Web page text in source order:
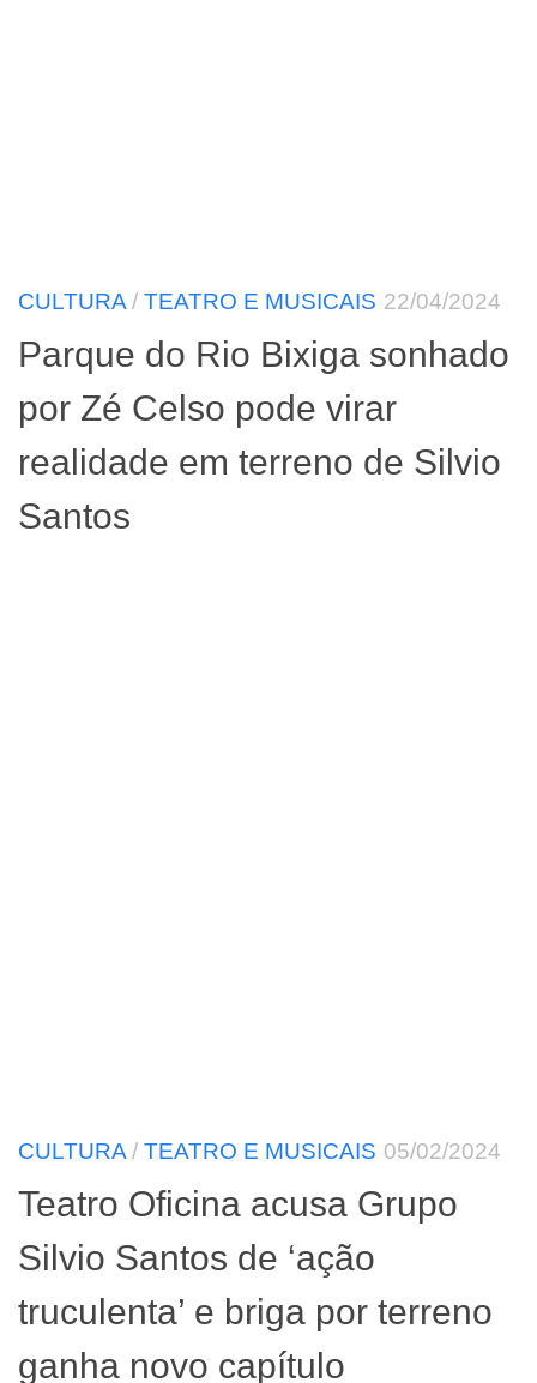
CULTURA / TEATRO E MUSICAIS 22/04/2024
Parque do Rio Bixiga sonhado
por Zé Celso pode virar
realidade em terreno de Silvio
Santos
CULTURA / TEATRO E MUSICAIS 05/02/2024
Teatro Oficina acusa Grupo
Silvio Santos de ‘ação
truculenta’ e briga por terreno
ganha novo capítulo